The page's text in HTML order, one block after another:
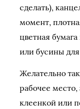
сделать),
момент,
цветная
или бусины
Желательно
рабочее место,
клеенкой или